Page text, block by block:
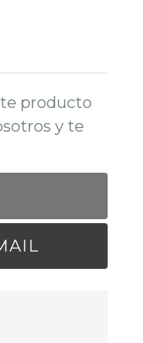
producto
y te